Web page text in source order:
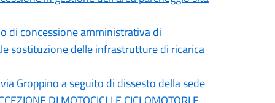
di concessione amministrativa di
sostituzione delle infrastrutture di ricarica
Groppino a seguito di dissesto della sede